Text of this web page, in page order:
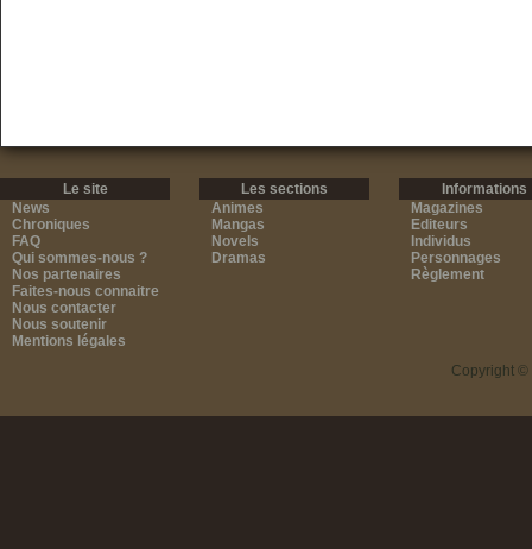
Le site
News
Chroniques
FAQ
Qui sommes-nous ?
Nos partenaires
Faites-nous connaitre
Nous contacter
Nous soutenir
Mentions légales
Les sections
Animes
Mangas
Novels
Dramas
Informations
Magazines
Editeurs
Individus
Personnages
Règlement
Copyright ©